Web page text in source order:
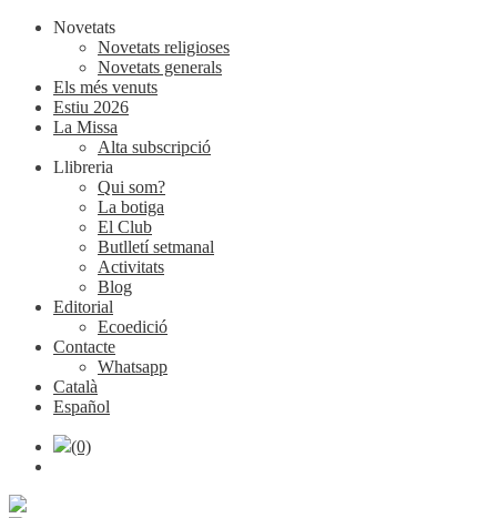
Novetats
Novetats religioses
Novetats generals
Els més venuts
Estiu 2026
La Missa
Alta subscripció
Llibreria
Qui som?
La botiga
El Club
Butlletí setmanal
Activitats
Blog
Editorial
Ecoedició
Contacte
Whatsapp
Català
Español
(0)